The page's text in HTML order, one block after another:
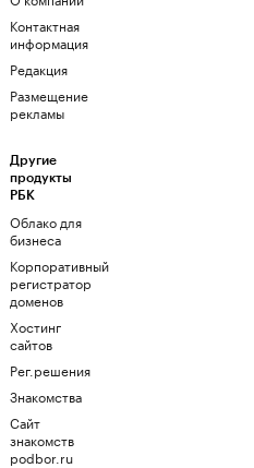
Контактная
информация
Редакция
Размещение
рекламы
Другие
продукты
РБК
Облако для
бизнеса
Корпоративный
регистратор
доменов
Хостинг
сайтов
Рег.решения
Знакомства
Сайт
знакомств
podbor.ru